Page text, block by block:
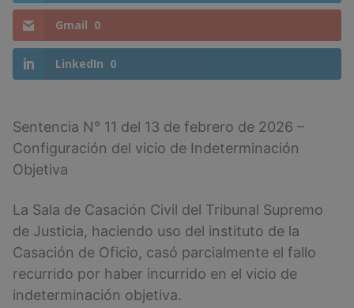
Gmail 0
LinkedIn 0
Sentencia N° 11 del 13 de febrero de 2026 –
Configuración del vicio de Indeterminación
Objetiva
La Sala de Casación Civil del Tribunal Supremo
de Justicia, haciendo uso del instituto de la
Casación de Oficio, casó parcialmente el fallo
recurrido por haber incurrido en el vicio de
indeterminación objetiva.